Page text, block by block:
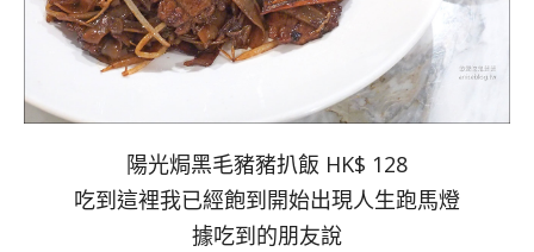
陽光焗黑毛豬豬扒飯 HK$ 128
吃到這裡我已經飽到開始出現人生跑馬燈
據吃到的朋友說